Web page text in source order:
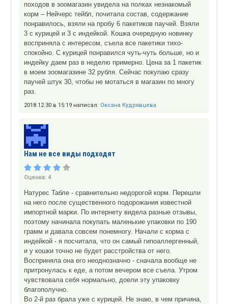
походов в зоомагазин увидела на полках незнакомый
корм – Нейчерс тейбл, почитала состав, содержание
понравилось, взяли на пробу 6 пакетиков паучей. Взяли
3 с курицей и 3 с индейкой. Кошка очередную новинку
восприняла с интересом, съела все пакетики тихо-
спокойно. С курицей понравился чуть-чуть больше, но и
индейку даем раз в неделю примерно. Цена за 1 пакетик
в моем зоомагазине 32 рубля. Сейчас покупаю сразу
паучей штук 30, чтобы не мотаться в магазин по многу
раз.
2018.12.30 в 15:19 написал: Оксана Кудрявцева
Нам не все виды подходят
Оценка: 4
Натурес Табле - сравнительно недорогой корм. Перешли
на него после существенного подорожания известной
импортной марки. По интернету видела разные отзывы,
поэтому начинала покупать маленькие упаковки по 190
грамм и давала совсем понемногу. Начали с корма с
индейкой - я посчитала, что он самый гипоаллергенный,
и у кошки точно не будет расстройства от него.
Восприняла она его неоднозначно - сначала вообще не
притронулась к еде, а потом вечером все съела. Утром
чувствовала себя нормально, доели эту упаковку
благополучно.
Во 2-й раз брала уже с курицей. Не знаю, в чем причина,